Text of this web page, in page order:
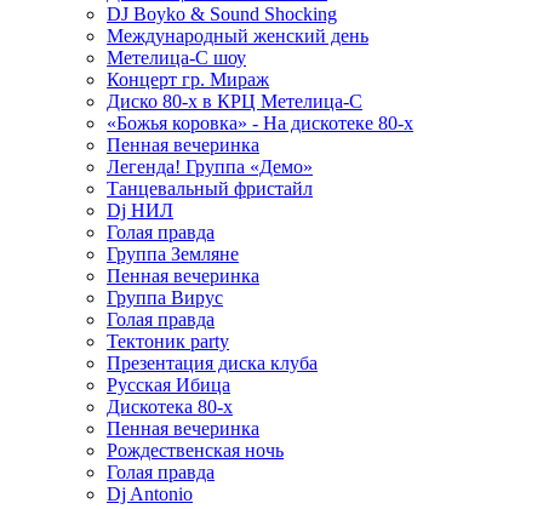
DJ Boyko & Sound Shocking
Международный женский день
Метелица-С шоу
Концерт гр. Мираж
Диско 80-х в КРЦ Метелица-С
«Божья коровка» - На дискотеке 80-х
Пенная вечеринка
Легенда! Группа «Демо»
Танцевальный фристайл
Dj НИЛ
Голая правда
Группа Земляне
Пенная вечеринка
Группа Вирус
Голая правда
Тектоник party
Презентация диска клуба
Русская Ибица
Дискотека 80-х
Пенная вечеринка
Рождественская ночь
Голая правда
Dj Antonio